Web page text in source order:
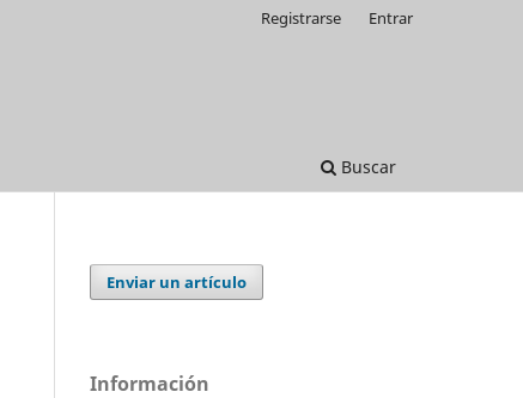
Buscar
Registrarse Entrar
Enviar un artículo
Información